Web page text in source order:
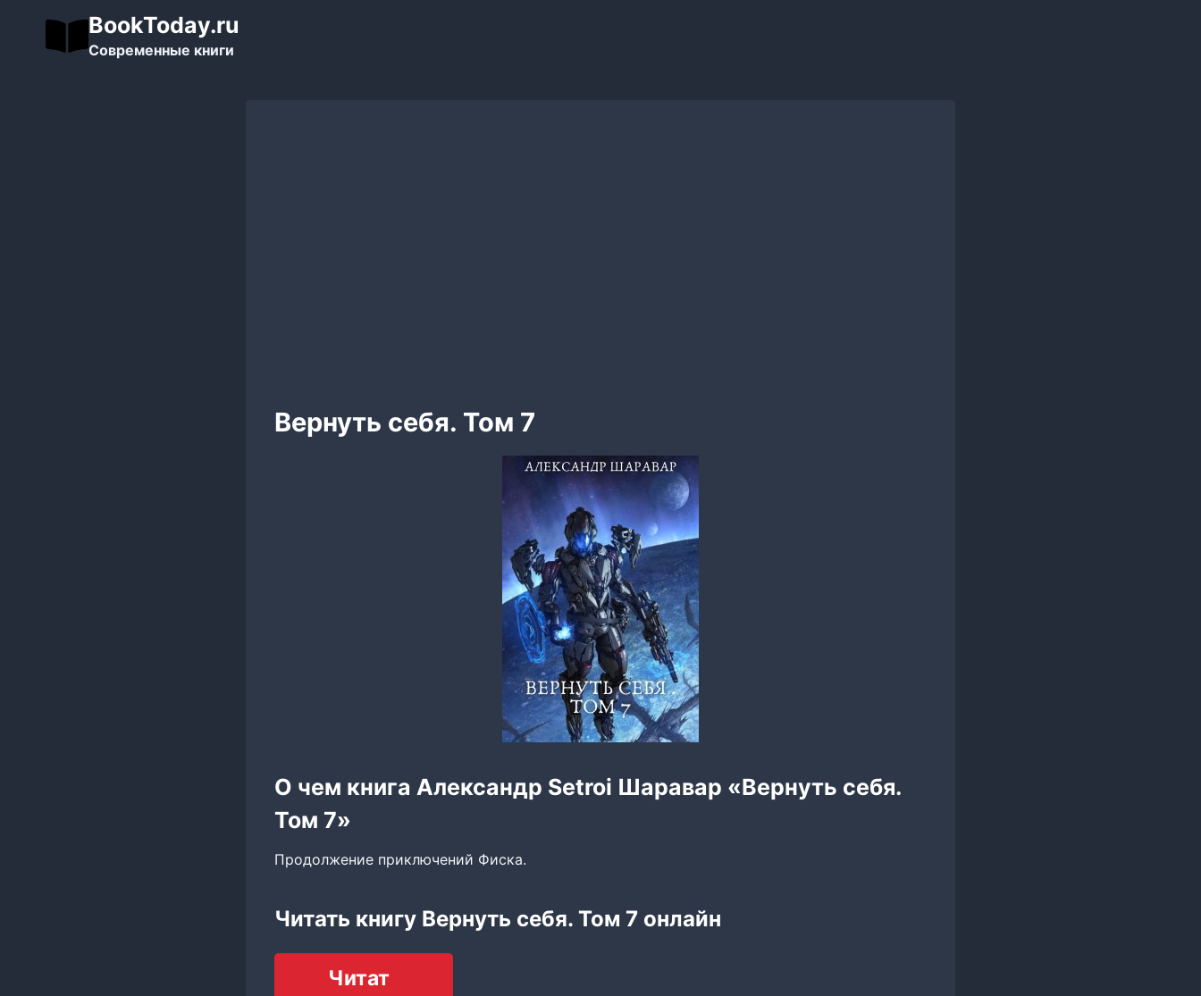
содержимому
BookToday.ru
Современные книги
Вернуть себя. Том 7
О чем книга Александр Setroi Шаравар «Вернуть себя.
Том 7»
Продолжение приключений Фиска.
Читать книгу Вернуть себя. Том 7 онлайн
Читат